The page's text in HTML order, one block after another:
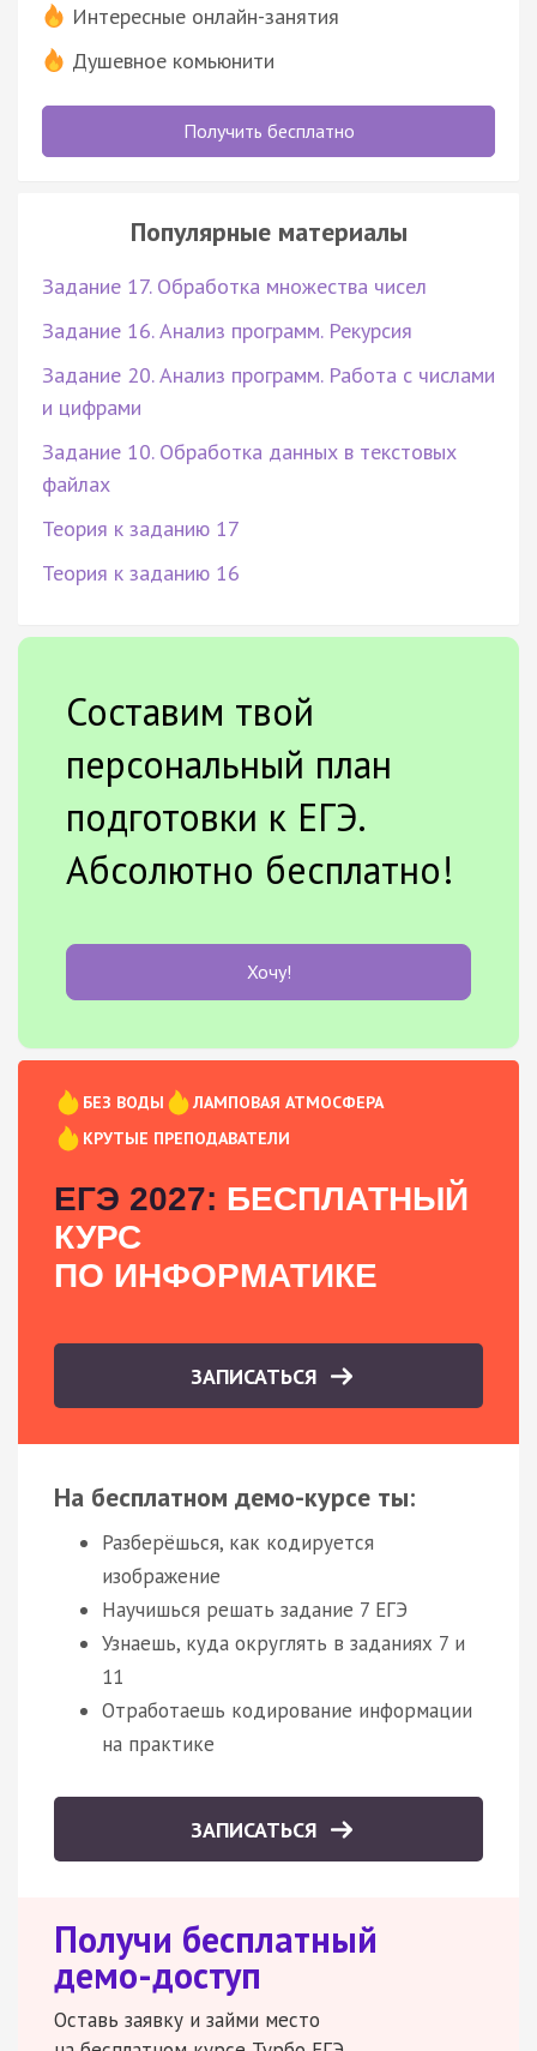
Интересные онлайн-занятия
Душевное комьюнити
Получить бесплатно
Популярные материалы
Задание 17. Обработка множества чисел
Задание 16. Анализ программ. Рекурсия
Задание 20. Анализ программ. Работа с числами
и цифрами
Задание 10. Обработка данных в текстовых
файлах
Теория к заданию 17
Теория к заданию 16
Составим твой
персональный план
подготовки к ЕГЭ.
Абсолютно бесплатно!
Хочу!
БЕЗ ВОДЫ
ЛАМПОВАЯ АТМОСФЕРА
КРУТЫЕ ПРЕПОДАВАТЕЛИ
ЕГЭ 2027: БЕСПЛАТНЫЙ
КУРС
ПО ИНФОРМАТИКЕ
ЗАПИСАТЬСЯ
На бесплатном демо-курсе ты:
Разберёшься, как кодируется
изображение
Научишься решать задание 7 ЕГЭ
Узнаешь, куда округлять в заданиях 7 и
11
Отработаешь кодирование информации
на практике
ЗАПИСАТЬСЯ
Получи бесплатный
демо-доступ
Оставь заявку и займи место